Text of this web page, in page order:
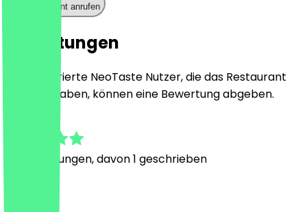
Restaurant anrufen
Bewertungen
Nur registrierte NeoTaste Nutzer, die das Restaurant
besucht haben, können eine Bewertung abgeben.
Bewertungen, davon 1 geschrieben